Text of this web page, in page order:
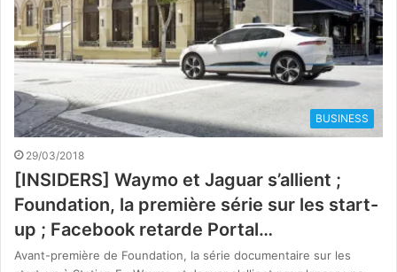
BUSINESS
29/03/2018
[INSIDERS] Waymo et Jaguar s’allient ;
Foundation, la première série sur les start-
up ; Facebook retarde Portal…
Avant-première de Foundation, la série documentaire sur les